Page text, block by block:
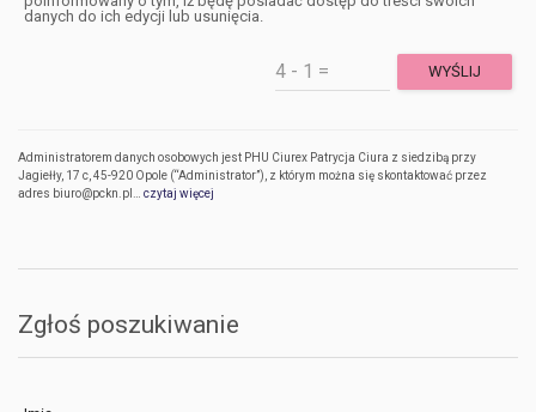
danych do ich edycji lub usunięcia.
Administratorem danych osobowych jest PHU Ciurex Patrycja Ciura z siedzibą przy
Jagiełły, 17 c, 45-920 Opole (“Administrator”), z którym można się skontaktować przez
adres biuro@pckn.pl… czytaj więcej
Zgłoś poszukiwanie